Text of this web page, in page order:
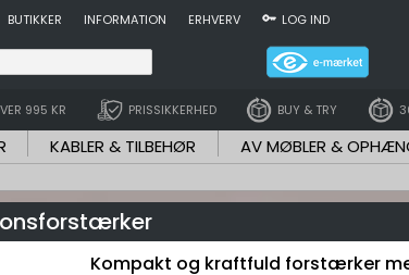
BUTIKKER INFORMATION ERHVERV LOG IND
995 KR PRISSIKKERHED BUY & TRY
KABLER & TILBEHØR AV MØBLER &
Kompakt og kraftfuld forstærker